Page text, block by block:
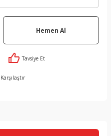
Hemen Al
Tavsiye Et
Karşılaştır